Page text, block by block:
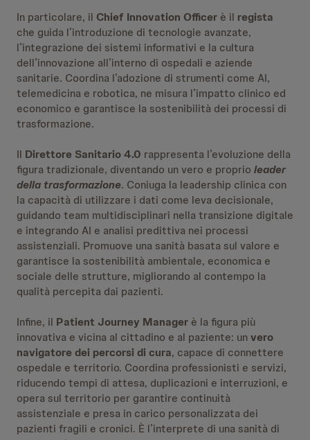
In particolare, il Chief Innovation Officer è il regista
che guida l’introduzione di tecnologie avanzate,
l’integrazione dei sistemi informativi e la cultura
dell’innovazione all’interno di ospedali e aziende
sanitarie. Coordina l’adozione di strumenti come AI,
telemedicina e robotica, ne misura l’impatto clinico ed
economico e garantisce la sostenibilità dei processi di
trasformazione.
Il Direttore Sanitario 4.0 rappresenta l’evoluzione della
figura tradizionale, diventando un vero e proprio leader
della trasformazione. Coniuga la leadership clinica con
la capacità di utilizzare i dati come leva decisionale,
guidando team multidisciplinari nella transizione digitale
e integrando AI e analisi predittiva nei processi
assistenziali. Promuove una sanità basata sul valore e
garantisce la sostenibilità ambientale, economica e
sociale delle strutture, migliorando al contempo la
qualità percepita dai pazienti.
Infine, il Patient Journey Manager è la figura più
innovativa e vicina al cittadino e al paziente: unvero
navigatore dei percorsi di cura, capace di connettere
ospedale e territorio. Coordina professionisti e servizi,
riducendo tempi di attesa, duplicazioni e interruzioni, e
opera sul territorio per garantire continuità
assistenziale e presa in carico personalizzata dei
pazienti fragili e cronici. È l’interprete di una sanità di